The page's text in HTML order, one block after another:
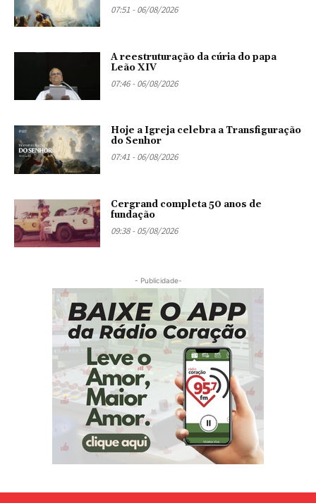
07:51 - 06/08/2026
A reestruturação da cúria do papa
Leão XIV
07:46 - 06/08/2026
Hoje a Igreja celebra a Transfiguração
do Senhor
07:41 - 06/08/2026
Cergrand completa 50 anos de
fundação
09:38 - 05/08/2026
- Publicidade-